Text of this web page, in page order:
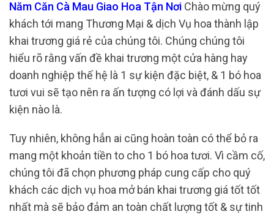
Năm Căn Cà Mau Giao Hoa Tận Nơi Chào mừng quý
khách tới mang Thương Mại & dịch Vụ hoa thành lập
khai trương giá rẻ của chúng tôi. Chúng chúng tôi
hiểu rõ rằng vấn đề khai trương một cửa hàng hay
doanh nghiệp thế hệ là 1 sự kiện đặc biệt, & 1 bó hoa
tươi vui sẽ tạo nên ra ấn tượng có lợi và đánh dấu sự
kiện nào là.
Tuy nhiên, không hẳn ai cũng hoàn toàn có thể bỏ ra
mang một khoản tiền to cho 1 bó hoa tươi. Vì cầm cố,
chúng tôi đã chọn phương pháp cung cấp cho quý
khách các dịch vụ hoa mở bán khai trương giá tốt tốt
nhất mà sẽ bảo đảm an toàn chất lượng tốt & sự tinh